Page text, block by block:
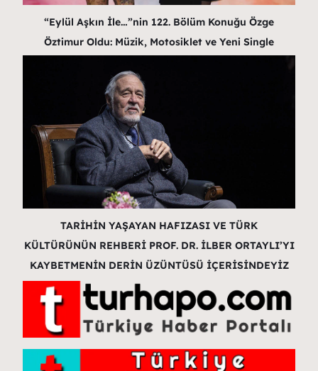
“Eylül Aşkın İle…”nin 122. Bölüm Konuğu Özge
Öztimur Oldu: Müzik, Motosiklet ve Yeni Single
TARİHİN YAŞAYAN HAFIZASI VE TÜRK
KÜLTÜRÜNÜN REHBERİ PROF. DR. İLBER ORTAYLI’YI
KAYBETMENİN DERİN ÜZÜNTÜSÜ İÇERİSİNDEYİZ